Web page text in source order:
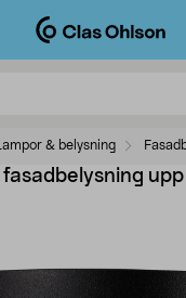
Lampor & belysning
fasadbelysning